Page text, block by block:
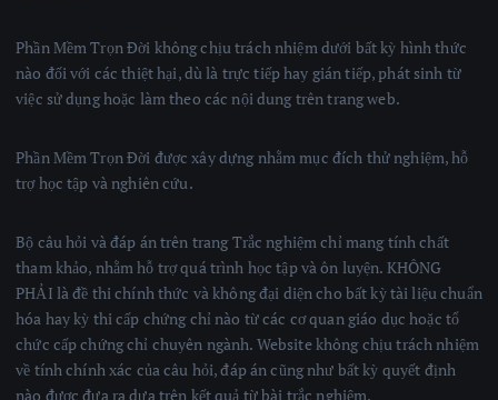
Phần Mềm Trọn Đời không chịu trách nhiệm dưới bất kỳ hình thức
nào đối với các thiệt hại, dù là trực tiếp hay gián tiếp, phát sinh từ
việc sử dụng hoặc làm theo các nội dung trên trang web.
Phần Mềm Trọn Đời được xây dựng nhằm mục đích thử nghiệm, hỗ
trợ học tập và nghiên cứu.
Bộ câu hỏi và đáp án trên trang Trắc nghiệm chỉ mang tính chất
tham khảo, nhằm hỗ trợ quá trình học tập và ôn luyện. KHÔNG
PHẢI là đề thi chính thức và không đại diện cho bất kỳ tài liệu chuẩn
hóa hay kỳ thi cấp chứng chỉ nào từ các cơ quan giáo dục hoặc tổ
chức cấp chứng chỉ chuyên ngành. Website không chịu trách nhiệm
về tính chính xác của câu hỏi, đáp án cũng như bất kỳ quyết định
nào được đưa ra dựa trên kết quả từ bài trắc nghiệm.